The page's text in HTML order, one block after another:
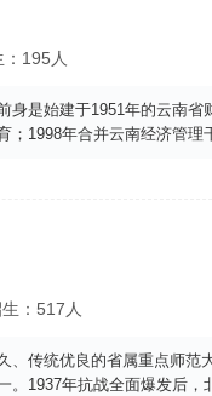
195人
身是始建于1951年的云南
；1998年合并云南经济管理
： 517人
、传统优良的省属重点师范
。1937年抗战全面爆发后，